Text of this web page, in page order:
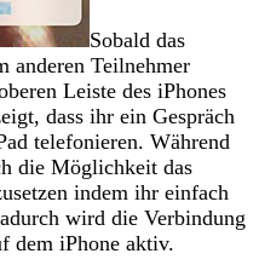
Sobald das
anderen Teilnehmer
Leiste des iPhones
dass ihr ein Gespräch
telefonieren. Während
die Möglichkeit das
indem ihr einfach
wird die Verbindung
dem iPhone aktiv.